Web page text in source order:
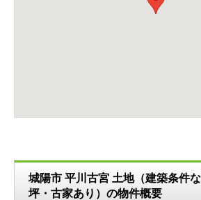
城陽市 平川古宮 土地（建築条件
坪・古家あり）の物件概要